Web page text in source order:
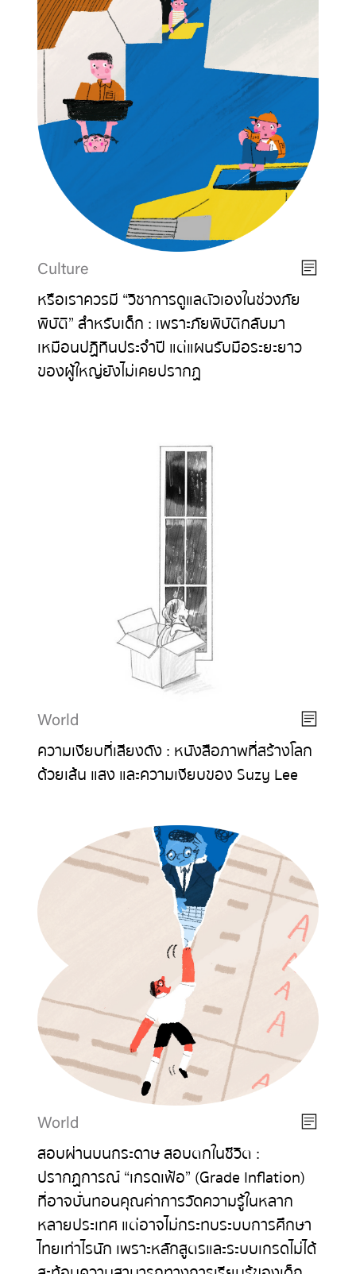
Culture
หรือเราควรมี “วิชาการดูแลตัวเองในช่วงภัย
พิบัติ” สำหรับเด็ก : เพราะภัยพิบัติกลับมา
เหมือนปฏิทินประจำปี แต่แผนรับมือระยะยาว
ของผู้ใหญ่ยังไม่เคยปรากฏ
World
ความเงียบที่เสียงดัง : หนังสือภาพที่สร้างโลก
ด้วยเส้น แสง และความเงียบของ Suzy Lee
World
สอบผ่านบนกระดาษ สอบตกในชีวิต :
ปรากฏการณ์ “เกรดเฟ้อ” (Grade Inflation)
ที่อาจบั่นทอนคุณค่าการวัดความรู้ในหลาก
หลายประเทศ แต่อาจไม่กระทบระบบการศึกษา
ไทยเท่าไรนัก เพราะหลักสูตรและระบบเกรดไม่ได้